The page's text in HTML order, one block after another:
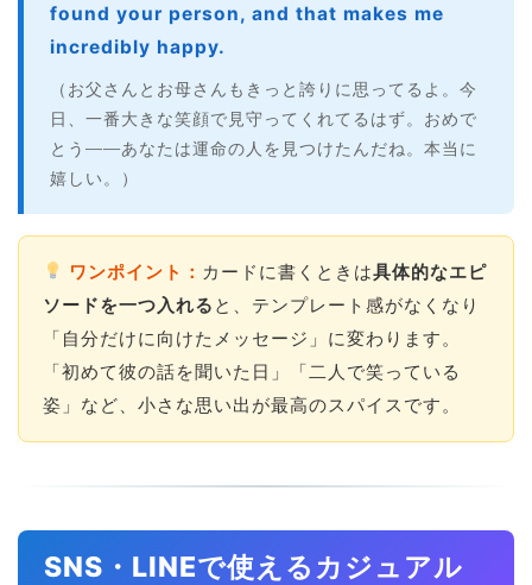
found your person, and that makes me
incredibly happy.
（お父さんとお母さんもきっと誇りに思ってるよ。今
日、一番大きな笑顔で見守ってくれてるはず。おめで
とう――あなたは運命の人を見つけたんだね。本当に
嬉しい。）
ワンポイント： カードに書くときは具体的なエピ
ソードを一つ入れる と、テンプレート感がなくなり
「自分だけに向けたメッセージ」に変わります。
「初めて彼の話を聞いた日」「二人で笑っている
姿」など、小さな思い出が最高のスパイスです。
SNS・LINEで使えるカジュアル